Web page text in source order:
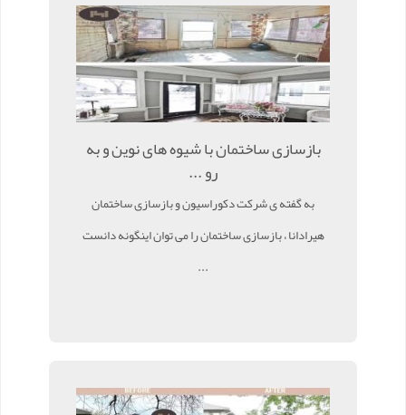
بازسازی ساختمان با شیوه های نوین و به
رو ...
به گفته ی شرکت دکوراسیون و بازسازی ساختمان
هیرادانا ، بازسازی ساختمان را می توان اینگونه دانست
...